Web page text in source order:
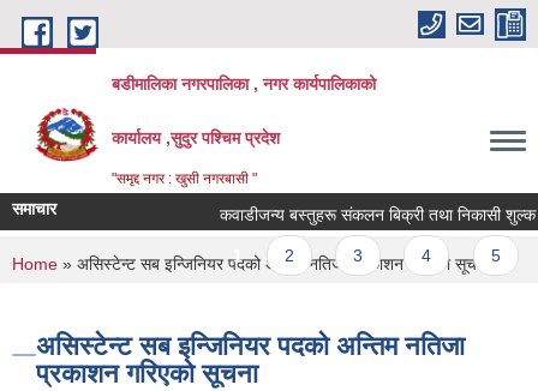
Skip to main content
बडीमालिका नगरपालिका , नगर कार्यपालिकाको
कार्यालय ,सुदुर पश्चिम प्रदेश
"समृद्द नगर : खुसी नगरबासी "
समाचार कवाडीजन्य बस्तुहरू संकलन बिक्री तथा निकासी शुल्क
Pages
1 2 3 4 5
You are here
Home » असिस्टेन्ट सब इन्जिनियर पदको अन्तिम नतिजा प्रकाशन गरिएको सूचना
असिस्टेन्ट सब इन्जिनियर पदको अन्तिम नतिजा
प्रकाशन गरिएको सूचना